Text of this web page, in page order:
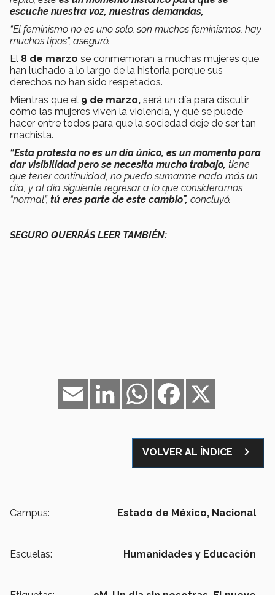
escuche nuestra voz, nuestras demandas,
“El feminismo no es uno solo, son muchos feminismos, hay
muchos tipos”, aseguró.
El 8 de marzo se conmemoran a muchas mujeres que
han luchado a lo largo de la historia porque sus
derechos no han sido respetados.
Mientras que el 9 de marzo, será un día para discutir
cómo las mujeres viven la violencia, y qué se puede
hacer entre todos para que la sociedad deje de ser tan
machista.
“Esta protesta no es un día único, es un momento para
dar visibilidad pero se necesita mucho trabajo, tiene
que tener continuidad, no puedo sumarme nada más un
día, y al día siguiente regresar a lo que consideramos
“normal”, tú eres parte de este cambio”, concluyó.
SEGURO QUERRÁS LEER TAMBIÉN:
Facebook
WhatsApp
LinkedIn
Email
VOLVER AL ÍNDICE navigate_next
Campus: Estado de México, Nacional
Escuelas: Humanidades y Educación